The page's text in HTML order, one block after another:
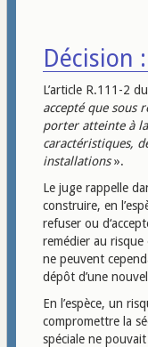
Décision :
L’article R.111-2
accepté que sous
porter atteinte à
caractéristiques,
installations».
Le juge rappelle
construire, en
refuser ou
remédier au
ne peuvent
dépôt d’une
En l’espèce, un
compromettre la
spéciale ne